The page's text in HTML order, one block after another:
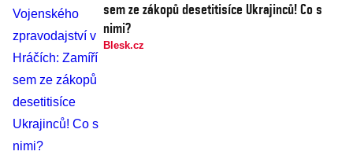
sem ze zákopů desetitisíce Ukrajinců! Co s
nimi?
Blesk.cz